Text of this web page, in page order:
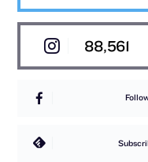
88,561